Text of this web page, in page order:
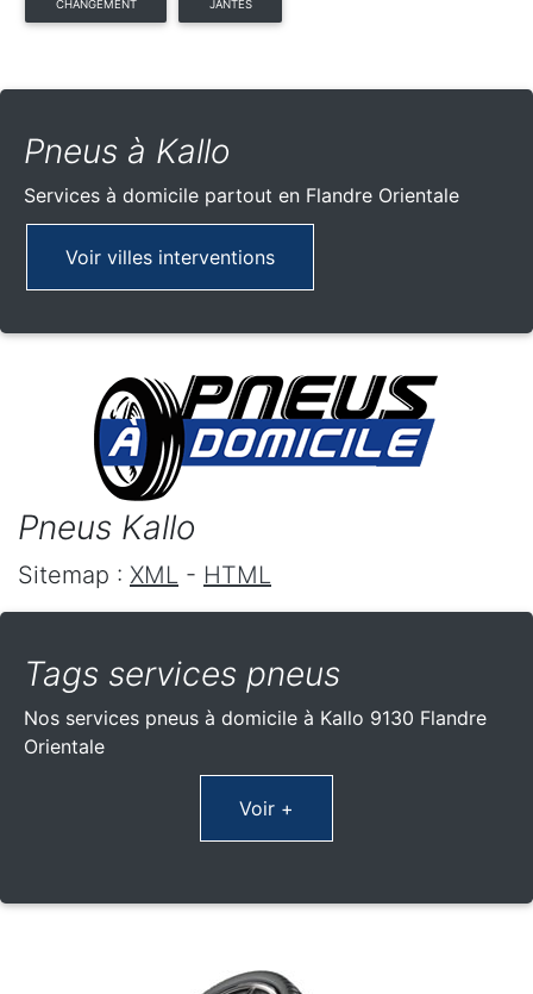
CHANGEMENT JANTES
Pneus à Kallo
Services à domicile partout en Flandre Orientale
Voir villes interventions
Pneus Kallo
Sitemap : XML - HTML
Tags services pneus
Nos services pneus à domicile à Kallo 9130 Flandre
Orientale
Voir +